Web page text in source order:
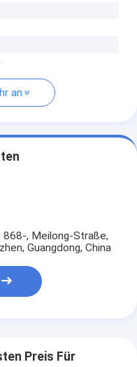
an
868-, Meilong-Straße,
Guangdong, China
Preis Für